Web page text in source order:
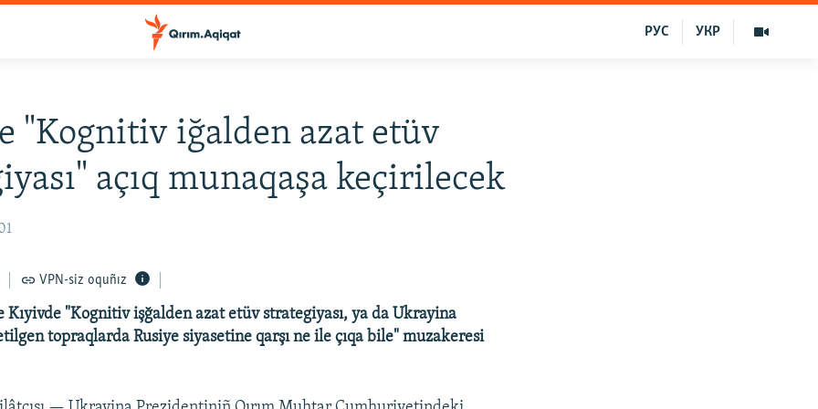
УКР
РУС
"Kognitiv iğalden azat etüv
açıq munaqaşa keçirilecek
VPN-siz oquñız
"Kognitiv işğalden azat etüv strategiyası, ya da Ukrayina
topraqlarda Rusiye siyasetine qarşı ne ile çıqa bile" muzakeresi